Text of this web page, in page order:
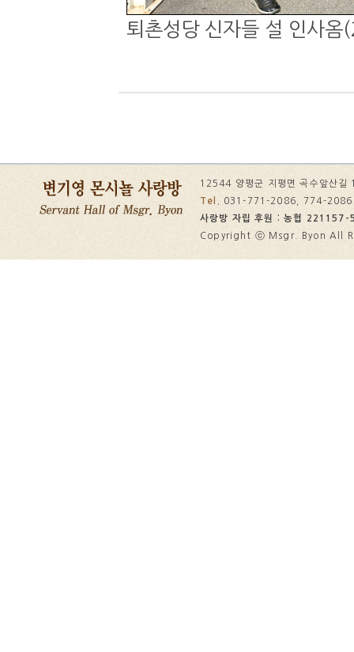
퇴촌성당 신자들 설 인사
12544 양평군 지평면 곡수앞산길
Tel.
031-771-2086, 774-
사랑방 자립 후원 : 농협
Copyright ⓒ Msgr. Byon All